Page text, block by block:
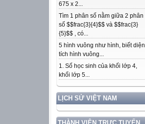
675 x 2...
Tìm 1 phân số nằm giữa 2 phân
số $$frac{3}{4}$$ và $$frac{3}
{5}$$ , có...
5 hình vuông như hình, biết diện
tích hình vuông...
1. Số học sinh của khối lớp 4,
khối lớp 5...
LỊCH SỬ VIỆT NAM